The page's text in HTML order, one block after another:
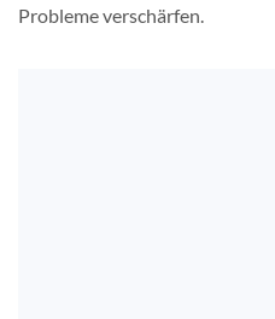
Probleme verschärfen.